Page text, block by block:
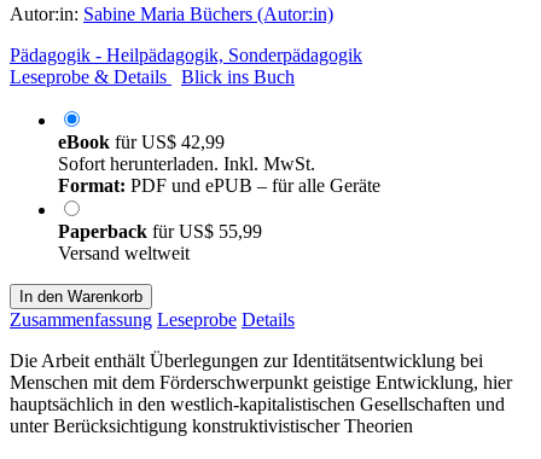
Autor:in: Sabine Maria Büchers (Autor:in)
Pädagogik - Heilpädagogik, Sonderpädagogik
Leseprobe & Details
Blick ins Buch
eBook fürUS$ 42,99
Sofort herunterladen. Inkl. MwSt.
Format: PDF und ePUB – für alle Geräte
Paperback fürUS$ 55,99
Versand weltweit
In den Warenkorb
Zusammenfassung Leseprobe Details
Die Arbeit enthält Überlegungen zur Identitätsentwicklung bei
Menschen mit dem Förderschwerpunkt geistige Entwicklung, hier
hauptsächlich in den westlich-kapitalistischen Gesellschaften und
unter Berücksichtigung konstruktivistischer Theorien